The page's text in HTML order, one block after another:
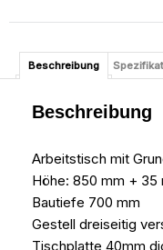
Beschreibung
Beschreibung
Arbeitstisch mit
Höhe: 850 mm + 35
Bautiefe 700 mm
Gestell dreiseitig
Tischplatte 40mm